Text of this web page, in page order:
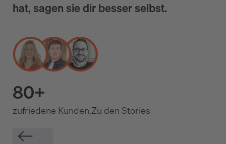
hat, sagen sie dir besser selbst.
80+
zufriedene Kunden.Zu den Stories